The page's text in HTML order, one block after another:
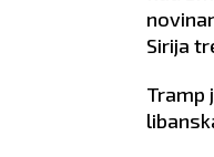
Sirija
Tramp